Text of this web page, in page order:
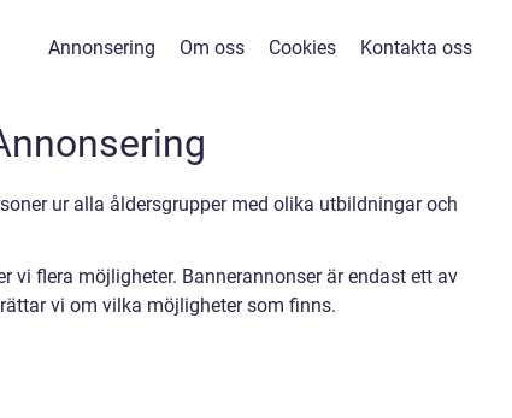
Annonsering Om oss Cookies Kontakta oss
ur alla åldersgrupper med olika utbildningar och
vi flera möjligheter. Bannerannonser är endast ett av
vi om vilka möjligheter som finns.